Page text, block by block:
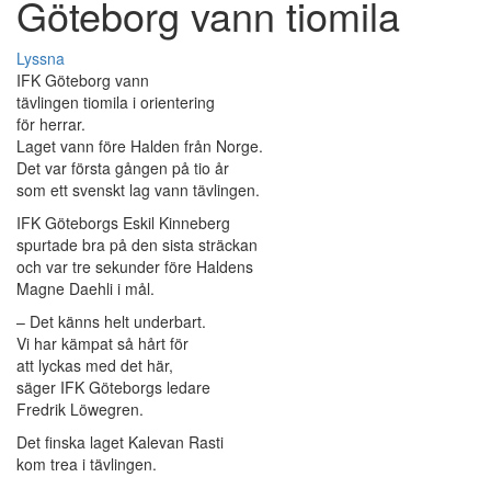
Göteborg vann tiomila
Lyssna
IFK Göteborg vann
tävlingen tiomila i orientering
för herrar.
Laget vann före Halden från Norge.
Det var första gången på tio år
som ett svenskt lag vann tävlingen.
IFK Göteborgs Eskil Kinneberg
spurtade bra på den sista sträckan
och var tre sekunder före Haldens
Magne Daehli i mål.
– Det känns helt underbart.
Vi har kämpat så hårt för
att lyckas med det här,
säger IFK Göteborgs ledare
Fredrik Löwegren.
Det finska laget Kalevan Rasti
kom trea i tävlingen.